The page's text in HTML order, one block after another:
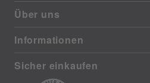
Über uns
Informationen
Sicher einkaufen